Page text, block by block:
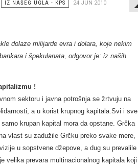
IZ NAŠEG UGLA - KPS
24 JUN 2010
dolaze milijarde evra i dolara, koje nekim
i špekulanata, odgovor je: iz naših
!
sektoru i javna potrošnja se žrtvuju na
a u korist krupnog kapitala.Svi i sve
krupan kapital mora da opstane. Grčka
vlast su zadužile Grčku preko svake mere,
u sopstvene džepove, a dug su prevalile
velika prevara multinacionalnog kapitala koji